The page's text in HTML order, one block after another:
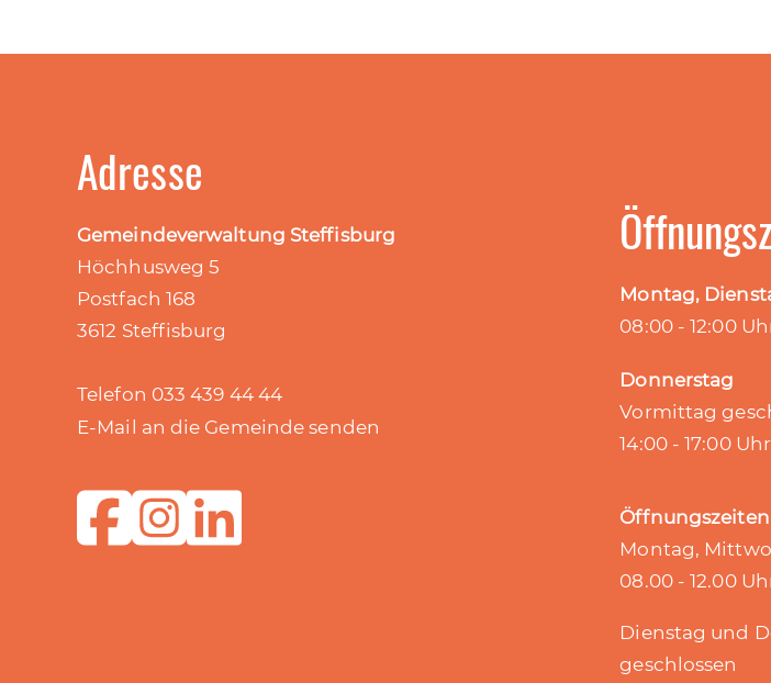
Adresse
Gemeindeverwaltung Steffisburg
Höchhusweg 5
Postfach 168
3612 Steffisburg
Telefon 033 439 44 44
E-Mail an die Gemeinde senden
Montag,
08:00 - 12:00
Donnerstag
Vormittag
14:00 - 17:00 Uhr
Montag,
08.00 - 12.00
Dienstag und
geschlossen